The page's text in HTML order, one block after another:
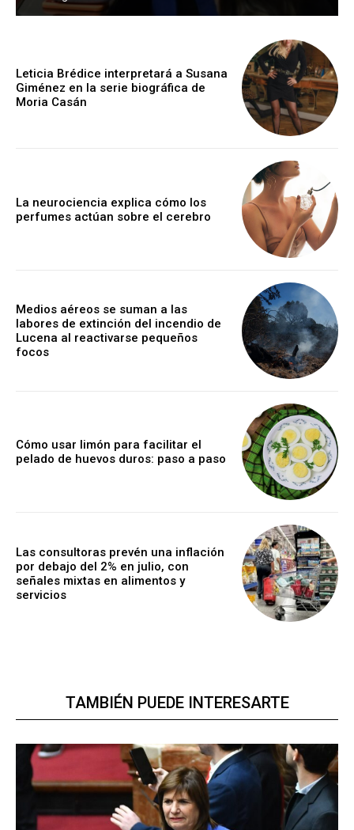
Leticia Brédice interpretará a Susana
Giménez en la serie biográfica de
Moria Casán
La neurociencia explica cómo los
perfumes actúan sobre el cerebro
Medios aéreos se suman a las
labores de extinción del incendio de
Lucena al reactivarse pequeños
focos
Cómo usar limón para facilitar el
pelado de huevos duros: paso a paso
Las consultoras prevén una inflación
por debajo del 2% en julio, con
señales mixtas en alimentos y
servicios
TAMBIÉN PUEDE INTERESARTE